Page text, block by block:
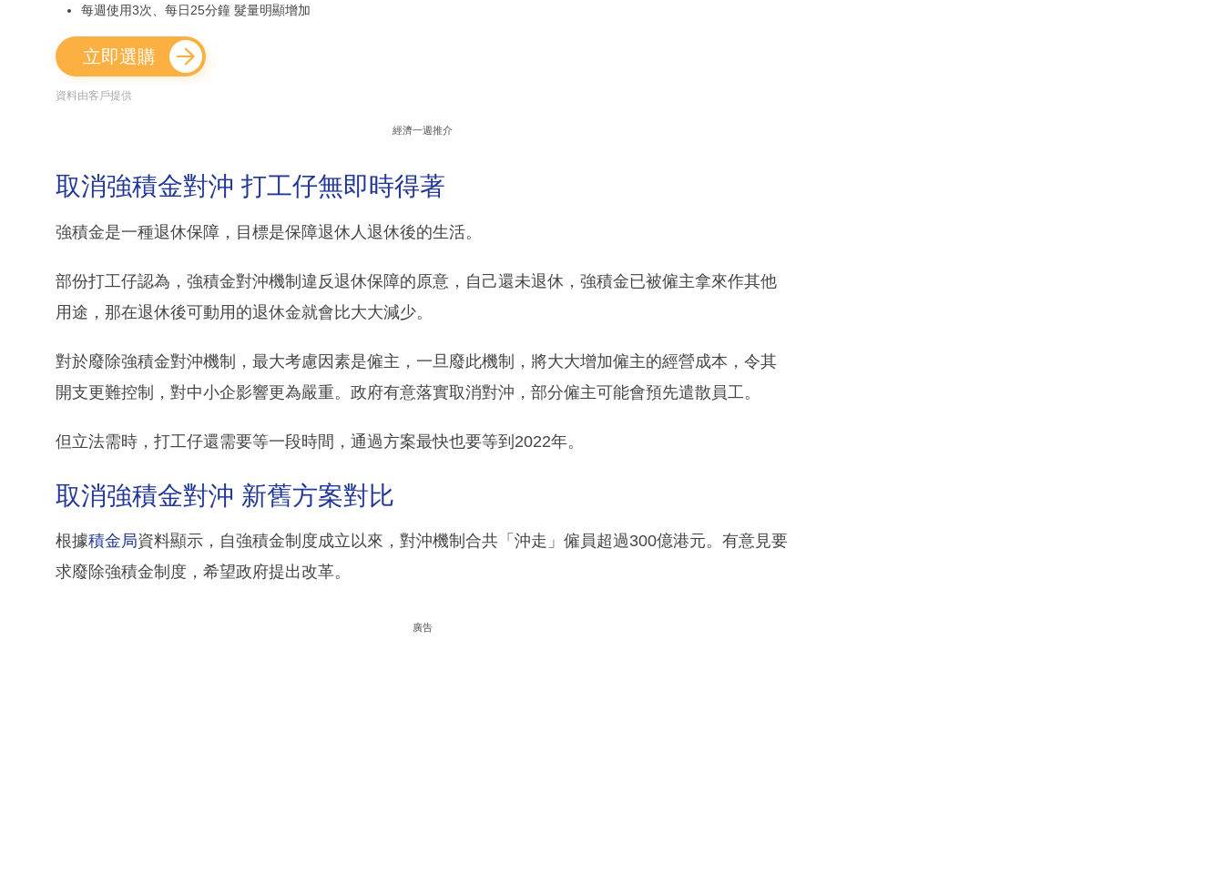
每週使用3次、每日25分鐘 髮量明顯增加
立即選購
資料由客戶提供
經濟一週推介
取消強積金對沖 打工仔無即時得著
強積金是一種退休保障，目標是保障退休人退休後的生活。
部份打工仔認為，強積金對沖機制違反退休保障的原意，自己還未退休，強積金已被僱主拿來作其他
用途，那在退休後可動用的退休金就會比大大減少。
對於廢除強積金對沖機制，最大考慮因素是僱主，一旦廢此機制，將大大增加僱主的經營成本，令其
開支更難控制，對中小企影響更為嚴重。政府有意落實取消對沖，部分僱主可能會預先遣散員工。
但立法需時，打工仔還需要等一段時間，通過方案最快也要等到2022年。
取消強積金對沖 新舊方案對比
根據積金局資料顯示，自強積金制度成立以來，對沖機制合共「沖走」僱員超過300億港元。有意見要
求廢除強積金制度，希望政府提出改革。
廣告